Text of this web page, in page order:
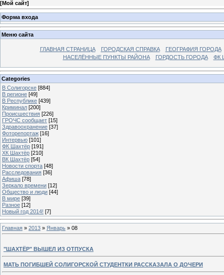
[Мой сайт]
Форма входа
Меню сайта
ГЛАВНАЯ СТРАНИЦА ГОРОДСКАЯ СПРАВКА
ГЕОГРАФИЯ ГОРОДА
НАСЕЛЁННЫЕ ПУНКТЫ РАЙОНА
ГОРДОСТЬ ГОРОДА ФК
Categories
В Солигорске [884]
В регионе [49]
В Республике [439]
Криминал [200]
Происшествия [226]
ГРОЧС сообщает [15]
Здравоохранение [37]
Фоторепортаж [16]
Интервью [101]
ФК Шахтёр [191]
ХК Шахтёр [210]
ВК Шахтёр [54]
Новости спорта [48]
Расследования [36]
Афиша [78]
Зеркало времени [12]
Общество и люди [44]
В мире [39]
Разное [12]
Новый год 2014! [7]
Главная » 2013 » Январь » 08
"ШАХТЁР" ВЫШЕЛ ИЗ ОТПУСКА
МАТЬ ПОГИБШЕЙ СОЛИГОРСКОЙ СТУДЕНТКИ РАССКАЗАЛА О ДОЧЕРИ